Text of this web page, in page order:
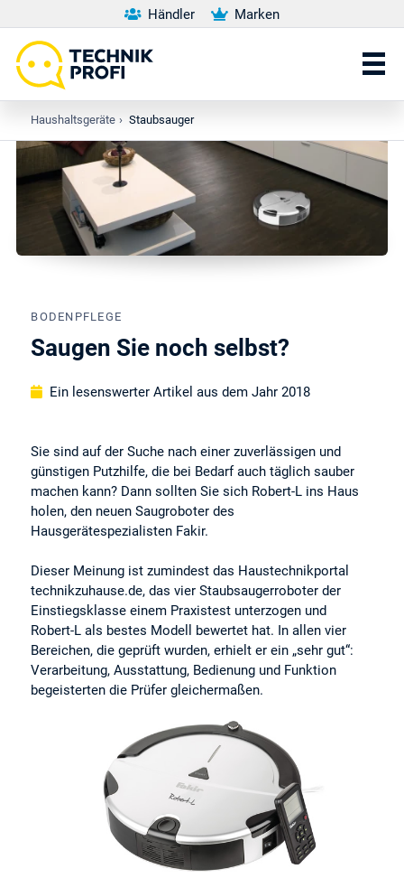
Händler Marken
Haushaltsgeräte › Staubsauger
BODENPFLEGE
Saugen Sie noch selbst?
Ein lesenswerter Artikel aus dem Jahr 2018
Sie sind auf der Suche nach einer zuverlässigen und
günstigen Putzhilfe, die bei Bedarf auch täglich sauber
machen kann? Dann sollten Sie sich Robert-L ins Haus
holen, den neuen Saugroboter des
Hausgerätespezialisten Fakir.
Dieser Meinung ist zumindest das Haustechnikportal
technikzuhause.de, das vier Staubsaugerroboter der
Einstiegsklasse einem Praxistest unterzogen und
Robert-L als bestes Modell bewertet hat. In allen vier
Bereichen, die geprüft wurden, erhielt er ein „sehr gut“:
Verarbeitung, Ausstattung, Bedienung und Funktion
begeisterten die Prüfer gleichermaßen.